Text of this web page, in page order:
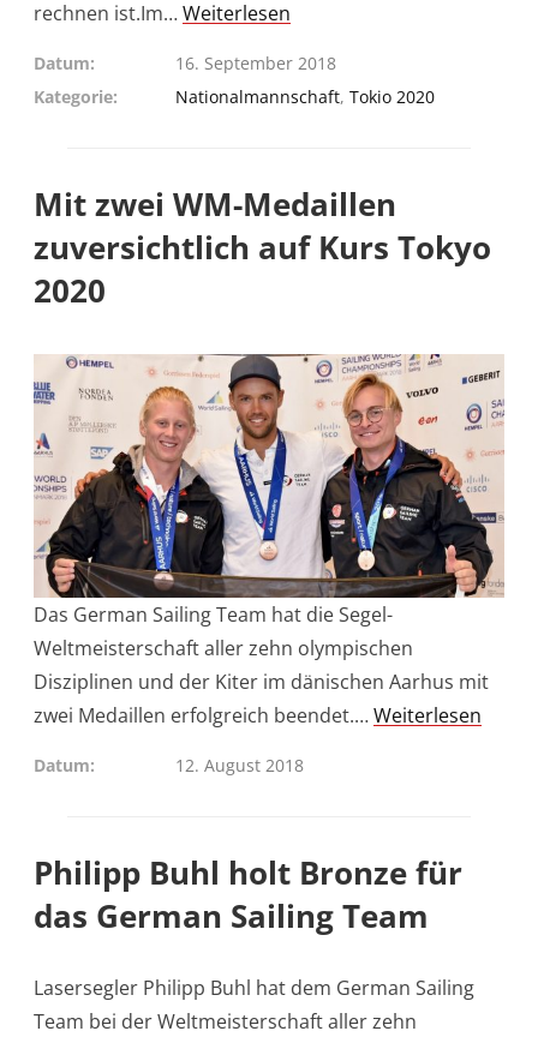
rechnen ist.Im…Weiterlesen
Datum
16. September 2018
Kategorie
Nationalmannschaft, Tokio 2020
Mit zwei WM-Medaillen
zuversichtlich auf Kurs Tokyo
2020
Das German Sailing Team hat die Segel-
Weltmeisterschaft aller zehn olympischen
Disziplinen und der Kiter im dänischen Aarhus mit
zwei Medaillen erfolgreich beendet.…Weiterlesen
Datum 12. August 2018
Philipp Buhl holt Bronze für
das German Sailing Team
Lasersegler Philipp Buhl hat dem German Sailing
Team bei der Weltmeisterschaft aller zehn